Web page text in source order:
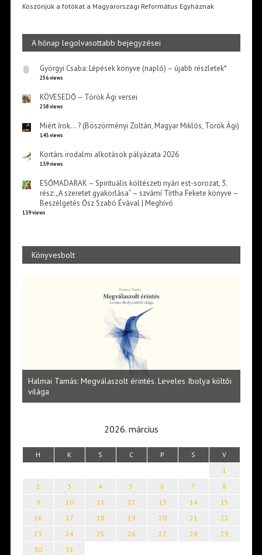
Köszönjük a fotókat a Magyarországi Református Egyháznak
A hónap legolvasottabb bejegyzései
Györgyi Csaba: Lépések könyve (napló) – újabb részletek*
256 views
KÖVESEDŐ – Török Ági versei
238 views
Miért írok… ? (Böszörményi Zoltán, Magyar Miklós, Török Ági)
143 views
Kortárs irodalmi alkotások pályázata 2026
139 views
ESŐMADARAK – Spirituális költészeti nyári est-sorozat, 3.
rész: „A szeretet gyakorlása” – szvámí Tírtha Fekete könyve –
Beszélgetés Ősz Szabó Évával | Meghívó
139 views
Könyvesbolt
Halmai Tamás: Megválaszolt érintés. Leveles Ibolya költői
világa
2026. március
H K S C P S V
1
2
3 4 5 6 7
8
9
10 11 12 13 14
15
16
17 18 19 20 21
22
23
24 25 26 27 28
29
30
31